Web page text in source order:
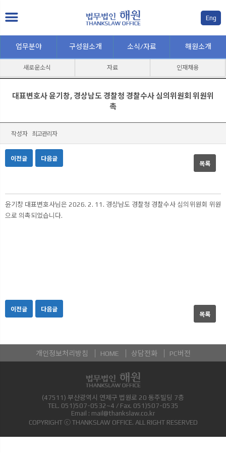
Eng
업무분야 구성원소개 소식/자료
새로운소식 자료 인재채용
해원소개
대표변호사 윤기창, 경상남도 경찰청 경찰수사 심의위원회 위원위
촉
작성자 최고관리자
이전글 다음글
목록
본문
윤기창 대표변호사님은 2026. 2. 11. 경상남도 경찰청 경찰수사 심의위원회 위원
으로 의촉되었습니다.
이전글 다음글
목록
개인정보처리방침 HOME 상담전화 PC버전
(47511) 부산광역시 연제구 법원로 20 동주빌딩 7층
TEL. 051)507-0532~4 / Fax. 051)507-0535
Email : mail@thankslaw.co.kr
COPYRIGHT ⓒ THANKSLAW OFFICE. ALL RIGHT RESERVED